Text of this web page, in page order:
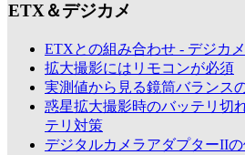
ETX＆デジカメ
ETXとの組み合わせ - デジカ
拡大撮影にはリモコンが必須
実測値から見る鏡筒バランス
惑星拡大撮影時のバッテリ切
テリ対策
デジタルカメラアダプターII